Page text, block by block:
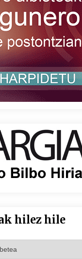
hilez hile